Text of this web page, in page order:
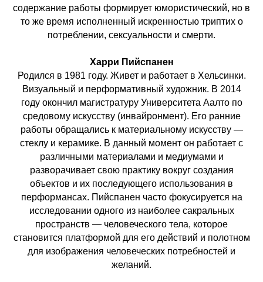
содержание работы формирует юмористический, но в
то же время исполненный искренностью триптих о
потреблении, сексуальности и смерти.
Харри Пийспанен
Родился в 1981 году. Живет и работает в Хельсинки.
Визуальный и перформативный художник. В 2014
году окончил магистратуру Университета Аалто по
средовому искусству (инвайронмент). Его ранние
работы обращались к материальному искусству —
стеклу и керамике. В данный момент он работает с
различными материалами и медиумами и
разворачивает свою практику вокруг создания
объектов и их последующего использования в
перформансах. Пийспанен часто фокусируется на
исследовании одного из наиболее сакральных
пространств — человеческого тела, которое
становится платформой для его действий и полотном
для изображения человеческих потребностей и
желаний.